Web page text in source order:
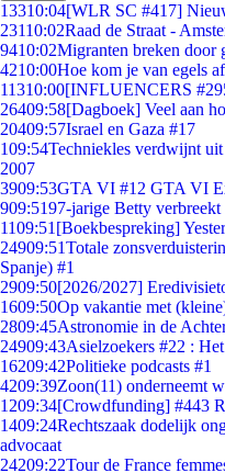
13310:04[WLR SC #417]
23110:02Raad de Straat -
9410:02Migranten breken door
4210:00Hoe kom je van egels
11310:00[INFLUENCERS
26409:58[Dagboek] Veel aan
20409:57Israel en Gaza #17
109:54Techniekles verdwijnt
2007
3909:53GTA VI #12 GTA VI
909:5197-jarige Betty
1109:51 [Boekbespreking]
24909:51Totale
Spanje) #1
2909:50[2026/2027]
1609:50Op vakantie met
2809:45Astronomie in de
24909:43Asielzoekers #22 :
16209:42Politieke podcasts #1
4209:39Zoon(11) onderneemt
1209:34[Crowdfunding] #443
1409:24Rechtszaak dodelijk
advocaat
24209:22Tour de France